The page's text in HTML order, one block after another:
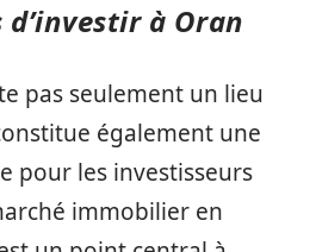
à Oran
pas seulement un lieu
également une
pour les investisseurs
immobilier en